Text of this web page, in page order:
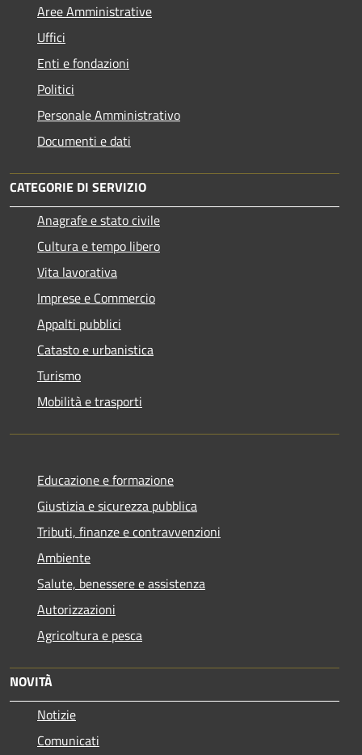
Aree Amministrative
Uffici
Enti e fondazioni
Politici
Personale Amministrativo
Documenti e dati
CATEGORIE DI SERVIZIO
Anagrafe e stato civile
Cultura e tempo libero
Vita lavorativa
Imprese e Commercio
Appalti pubblici
Catasto e urbanistica
Turismo
Mobilità e trasporti
Educazione e formazione
Giustizia e sicurezza pubblica
Tributi, finanze e contravvenzioni
Ambiente
Salute, benessere e assistenza
Autorizzazioni
Agricoltura e pesca
NOVITÀ
Notizie
Comunicati